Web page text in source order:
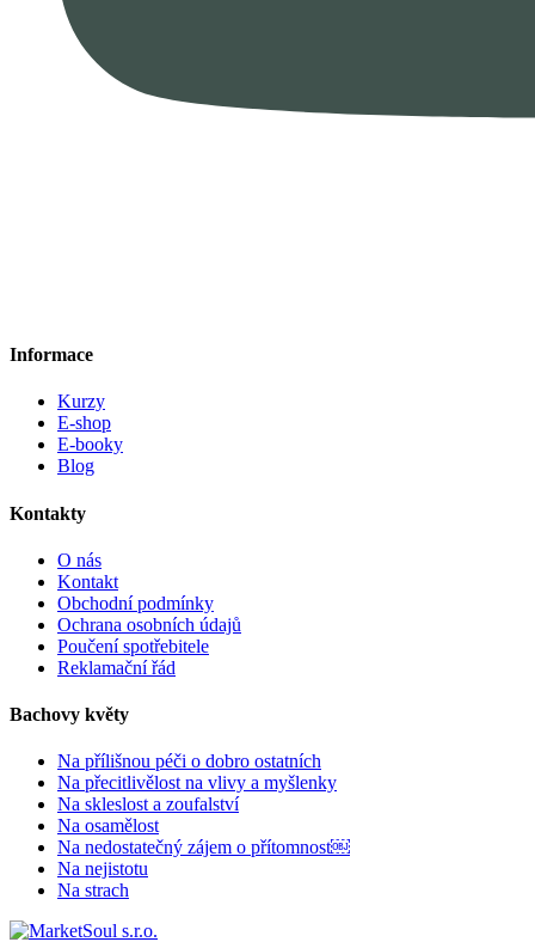
Informace
Kurzy
E-shop
E-booky
Blog
Kontakty
O nás
Kontakt
Obchodní podmínky
Ochrana osobních údajů
Poučení spotřebitele
Reklamační řád
Bachovy květy
Na přílišnou péči o dobro ostatních
Na přecitlivělost na vlivy a myšlenky
Na skleslost a zoufalství
Na osamělost
Na nedostatečný zájem o přítomnost￼
Na nejistotu
Na strach